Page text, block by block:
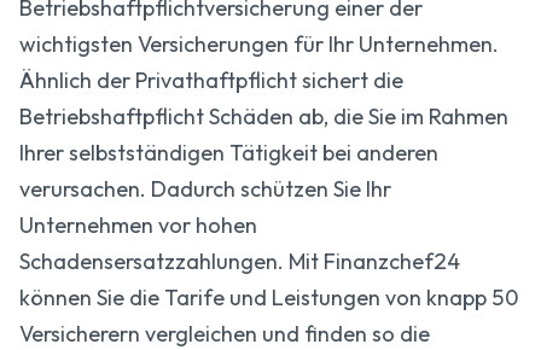
Betriebshaftpflicht­versicherung einer der
wichtigsten Versicherungen für Ihr Unternehmen.
Ähnlich der Privathaftpflicht sichert die
Betriebshaftpflicht Schäden ab, die Sie im Rahmen
Ihrer selbstständigen Tätigkeit bei anderen
verursachen. Dadurch schützen Sie Ihr
Unternehmen vor hohen
Schadensersatzzahlungen. Mit Finanzchef24
können Sie die Tarife und Leistungen von knapp 50
Versicherern vergleichen und finden so die